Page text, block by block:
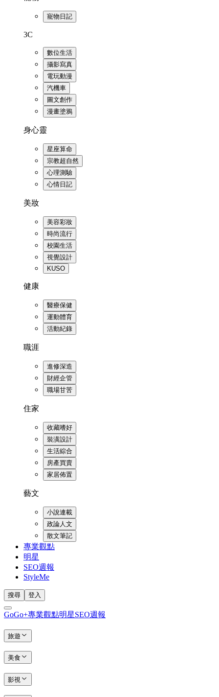
寵物日記
3C
數位生活
攝影寫真
電玩動漫
汽機車
圖文創作
漫畫塗鴉
身心靈
星座算命
宗教超自然
心理測驗
心情日記
美妝
美容彩妝
時尚流行
校園生活
視覺設計
KUSO
健康
醫療保健
運動體育
活動紀錄
職涯
進修深造
財經企管
職場甘苦
住家
收藏嗜好
裝潢設計
生活綜合
房產買賣
家居佈置
藝文
小說連載
政論人文
散文筆記
專業觀點
明星
SEO週報
StyleMe
搜尋 登入
GoGo+專業觀點明星SEO週報
旅遊
美食
影視